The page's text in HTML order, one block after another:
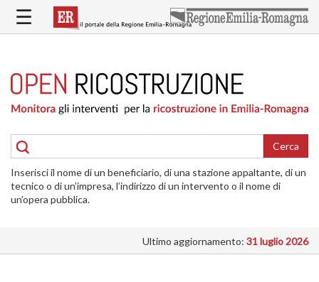
contenuto
RICOSTRUZIONE
PUBBLICA
DELLE
ABITAZIONI
RICOSTRUZIONE
ATTIVITÀ
INTERVENTI
☰
Cerca
Inserisci il nome di un beneficiario, di una stazione appaltante, di un
tecnico o di un’impresa, l’indirizzo di un intervento o il nome di
un’opera pubblica.
Ultimo aggiornamento: 31 luglio 2026